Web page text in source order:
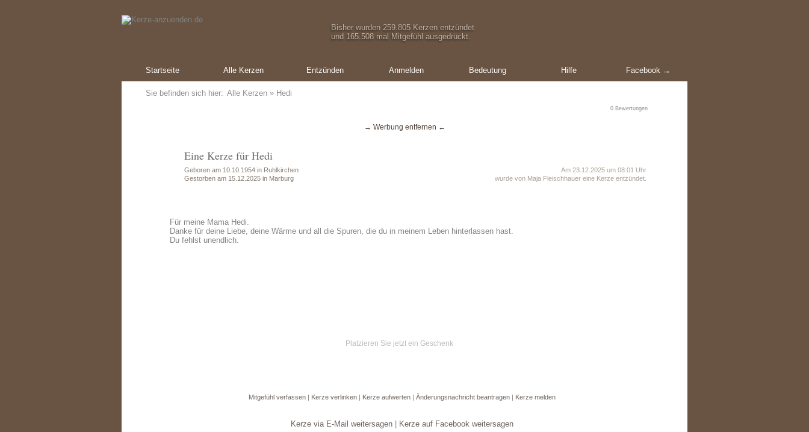
Bisher wurden 259.805 Kerzen entzündet
und 165.508 mal Mitgefühl ausgedrückt.
Startseite Alle Kerzen Entzünden Anmelden Bedeutung Hilfe Facebook →
Sie befinden sich hier: Alle Kerzen » Hedi
0 Bewertungen
→ Werbung entfernen ←
Eine Kerze für Hedi
Geboren am 10.10.1954 in Ruhlkirchen
Gestorben am 15.12.2025 in Marburg
Am 23.12.2025 um 08:01 Uhr
wurde von Maja Fleischhauer eine Kerze entzündet.
Für meine Mama Hedi.
Danke für deine Liebe, deine Wärme und all die Spuren, die du in meinem Leben hinterlassen hast.
Du fehlst unendlich.
Platzieren Sie jetzt ein Geschenk
Mitgefühl verfassen | Kerze verlinken | Kerze aufwerten | Änderungsnachricht beantragen | Kerze melden
Kerze via E-Mail weitersagen Kerze auf Facebook weitersagen